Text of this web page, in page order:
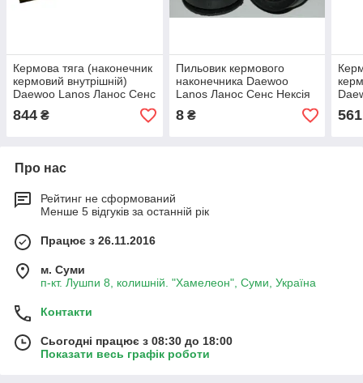
Кермова тяга (наконечник
кермовий внутрішній)
Daewoo Lanos Ланос Сенс
Нексія (ліва) CTR
844 ₴
Пильовик кермового
наконечника Daewoo
Lanos Ланос Сенс Нексія
8₴ 561
Про нас
Рейтинг не сформований
Менше 5 відгуків за останній рік
Працює з 26.11.2016
м. Суми
п-кт. Лушпи 8, колишній. "Хамелеон", Суми, Україна
Контакти
Сьогодні працює з 08:30 до 18:00
Показати весь графік роботи